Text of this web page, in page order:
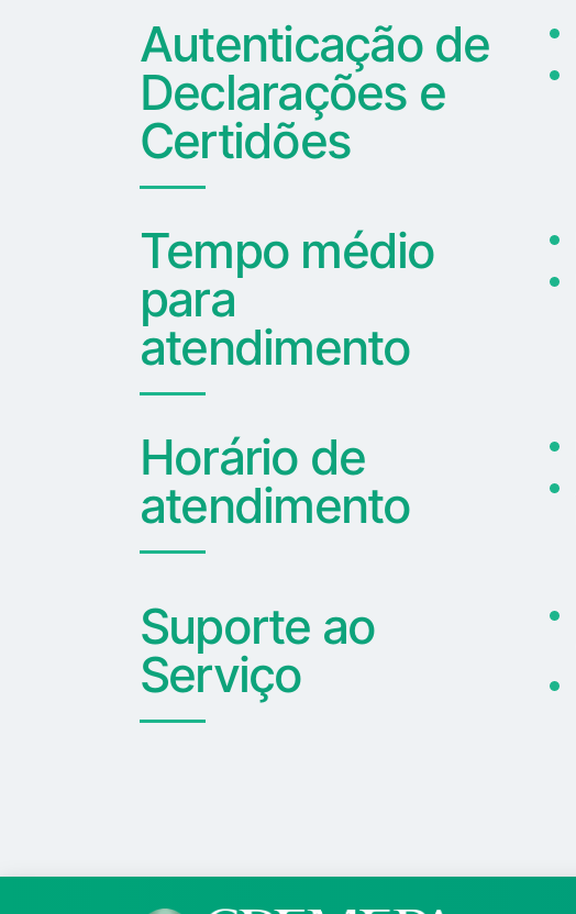
Autenticação de
Declarações e
Certidões
Tempo médio
para
atendimento
Horário de
atendimento
Suporte ao
Serviço